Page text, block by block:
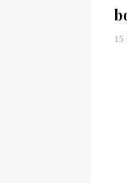
15